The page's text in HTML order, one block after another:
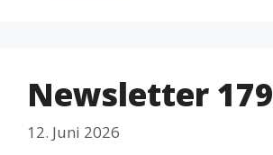
Newsletter 179
12. Juni 2026